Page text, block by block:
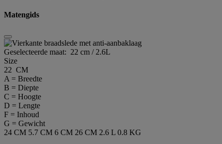
Matengids
Geselecteerde maat: 22 cm / 2.6L
Size
22 CM
A = Breedte
B = Diepte
C = Hoogte
D = Lengte
F = Inhoud
G = Gewicht
24 CM 5.7 CM 6 CM 26 CM 2.6 L 0.8 KG